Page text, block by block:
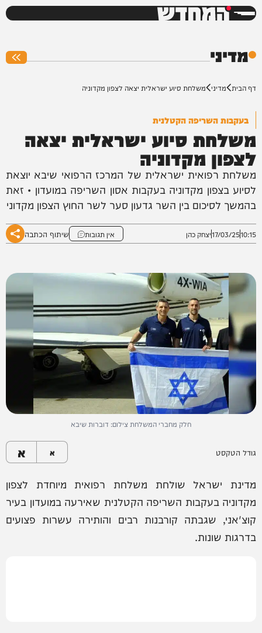
המחדש
מדיני
דף הבית מדיני משלחת סיוע ישראלית יצאה לצפון מקדוניה
בעקבות השריפה הקטלנית
משלחת סיוע ישראלית יצאה
לצפון מקדוניה
משלחת רפואית ישראלית של המרכז הרפואי שיבא יוצאת
לסיוע בצפון מקדוניה בעקבות אסון השריפה במועדון • זאת
בהמשך לסיכום בין השר גדעון סער לשר החוץ הצפון מקדוני
10:15
17/03/25יצחק כהן אין תגובות שיתוף הכתבה
חלק מחברי המשלחת צילום: דוברות שיבא
גודל הטקסט א א
מדינת ישראל שולחת משלחת רפואית מיוחדת לצפון
מקדוניה בעקבות השריפה הקטלנית שאירעה במועדון בעיר
קוצ'אני, שגבתה קורבנות רבים והותירה עשרות פצועים
בדרגות שונות.